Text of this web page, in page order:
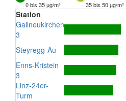
0 bis 35 µg/m³
35 bis 50 µg/m³
Station
Gallneukirchen
3
Steyregg-Au
Enns-Kristein
3
Linz-24er-
Turm